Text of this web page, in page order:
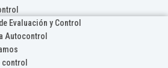
Evaluación y Control
Autocontrol
control